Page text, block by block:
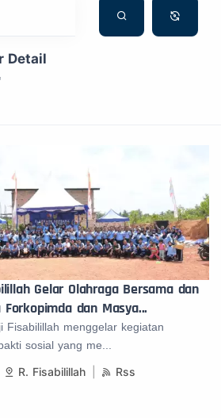
Detail
Gelar Olahraga Bersama dan
dan Masya...
Fisabilillah menggelar kegiatan
sosial yang me...
R. Fisabilillah Rss